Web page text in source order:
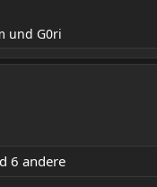
und G0ri
6 andere